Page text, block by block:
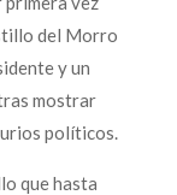
del Morro
y un
mostrar
políticos.
que hasta